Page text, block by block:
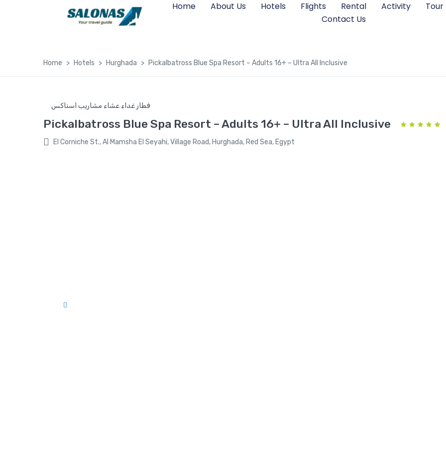
Home About Us Hotels Flights Rental Activity Tour
Contact Us
Home Hotels Hurghada Pickalbatross Blue Spa Resort – Adults 16+ – Ultra All Inclusive
فطار غداء عشاء مشاريب اسناكس
Pickalbatross Blue Spa Resort – Adults 16+ – Ultra All Inclusive
El Corniche St., Al Mamsha El Seyahi, Village Road, Hurghada, Red Sea, Egypt